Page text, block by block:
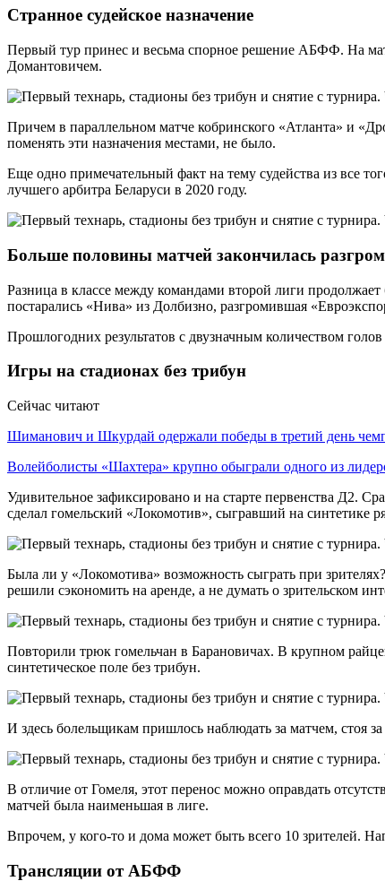
Странное судейское назначение
Первый тур принес и весьма спорное решение АБФФ. На
Домантовичем.
Причем в параллельном матче кобринского «Атланта» и
поменять эти назначения местами, не было.
Еще одно примечательный факт на тему судейства из все
лучшего арбитра Беларуси в 2020 году.
Больше половины матчей закончилась
Разница в классе между командами второй лиги
постарались «Нива» из Долбизно, разгромившая
Прошлогодних результатов с двузначным количеством
Игры на стадионах без трибун
Сейчас читают
Шиманович и Шкурдай одержали победы в третий день
Волейболисты «Шахтера» крупно обыграли одного из
Удивительное зафиксировано и на старте первенства Д2.
сделал гомельский «Локомотив», сыгравший на синтетике
Была ли у «Локомотива» возможность сыграть при
решили сэкономить на аренде, а не думать о зрительском
Повторили трюк гомельчан в Барановичах. В крупном
синтетическое поле без трибун.
И здесь болельщикам пришлось наблюдать за матчем, стоя за
В отличие от Гомеля, этот перенос можно оправдать
матчей была наименьшая в лиге.
Впрочем, у кого-то и дома может быть всего 10 зрителей.
Трансляции от АБФФ